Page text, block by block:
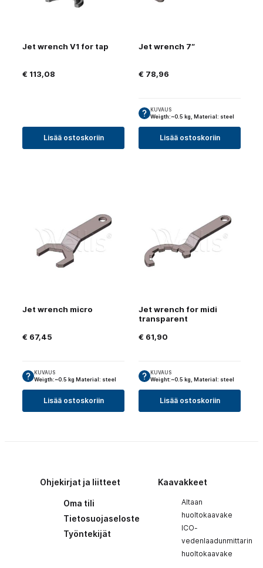
Jet wrench V1 for tap
€ 113,08
Lisää ostoskoriin
Jet wrench 7″
€ 78,96
KUVAUS
Weigth:~0.5 kg, Material: steel
Lisää ostoskoriin
Jet wrench micro
€ 67,45
KUVAUS
Weigth:~0.5 kg Material: steel
Lisää ostoskoriin
Jet wrench for midi
transparent
€ 61,90
KUVAUS
Weight:~0.5 kg, Material: steel
Lisää ostoskoriin
Ohjekirjat ja liitteet
Oma tili
Tietosuojaseloste
Työntekijät
Kaavakkeet
Altaan
huoltokaavake
ICO-
vedenlaadunmittarin
huoltokaavake